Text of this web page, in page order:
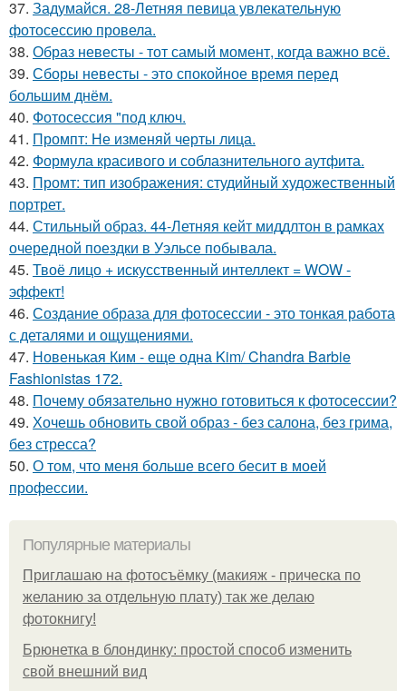
37. Задумайся. 28-Летняя певица увлекательную
фотосессию провела.
38. Образ невесты - тот самый момент, когда важно всё.
39. Сборы невесты - это спокойное время перед
большим днём.
40. Фотосессия "под ключ.
41. Промпт: Не изменяй черты лица.
42. Формула красивого и соблазнительного аутфита.
43. Промт: тип изображения: студийный художественный
портрет.
44. Стильный образ. 44-Летняя кейт миддлтон в рамках
очередной поездки в Уэльсе побывала.
45. Твоё лицо + искусственный интеллект = WOW -
эффект!
46. Создание образа для фотосессии - это тонкая работа
с деталями и ощущениями.
47. Новенькая Ким - еще одна Kim/ Chandra Barbie
Fashionistas 172.
48. Почему обязательно нужно готовиться к фотосессии?
49. Хочешь обновить свой образ - без салона, без грима,
без стресса?
50. О том, что меня больше всего бесит в моей
профессии.
Популярные материалы
Приглашаю на фотосъёмку (макияж - прическа по
желанию за отдельную плату) так же делаю
фотокнигу!
Брюнетка в блондинку: простой способ изменить
свой внешний вид